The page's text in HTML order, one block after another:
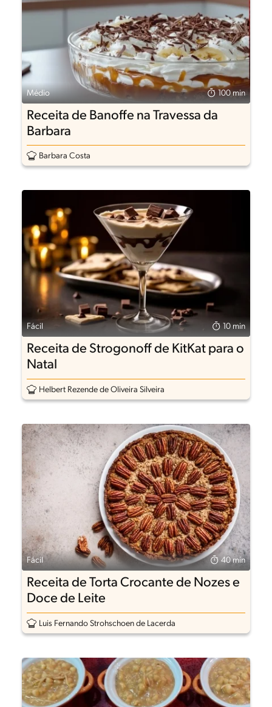
Médio 100 min
Receita de Banoffe na Travessa da
Barbara
Barbara Costa
Fácil 10 min
Receita de Strogonoff de KitKat para o
Natal
Helbert Rezende de Oliveira Silveira
Fácil 40 min
Receita de Torta Crocante de Nozes e
Doce de Leite
Luis Fernando Strohschoen de Lacerda